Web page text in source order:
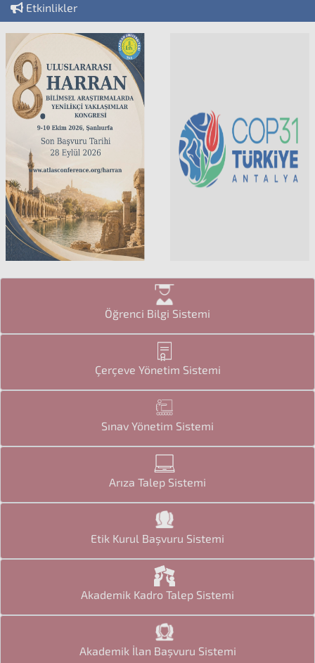
Etkinlikler
Öğrenci Bilgi Sistemi
Çerçeve Yönetim Sistemi
Sınav Yönetim Sistemi
Arıza Talep Sistemi
Etik Kurul Başvuru Sistemi
Akademik Kadro Talep Sistemi
Akademik İlan Başvuru Sistemi